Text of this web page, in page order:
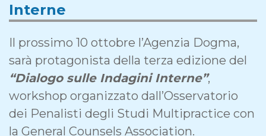
Interne
Il prossimo 10 ottobre l’Agenzia Dogma,
sarà protagonista della terza edizione del
“Dialogo sulle Indagini Interne”,
workshop organizzato dall’Osservatorio
dei Penalisti degli Studi Multipractice con
la General Counsels Association.